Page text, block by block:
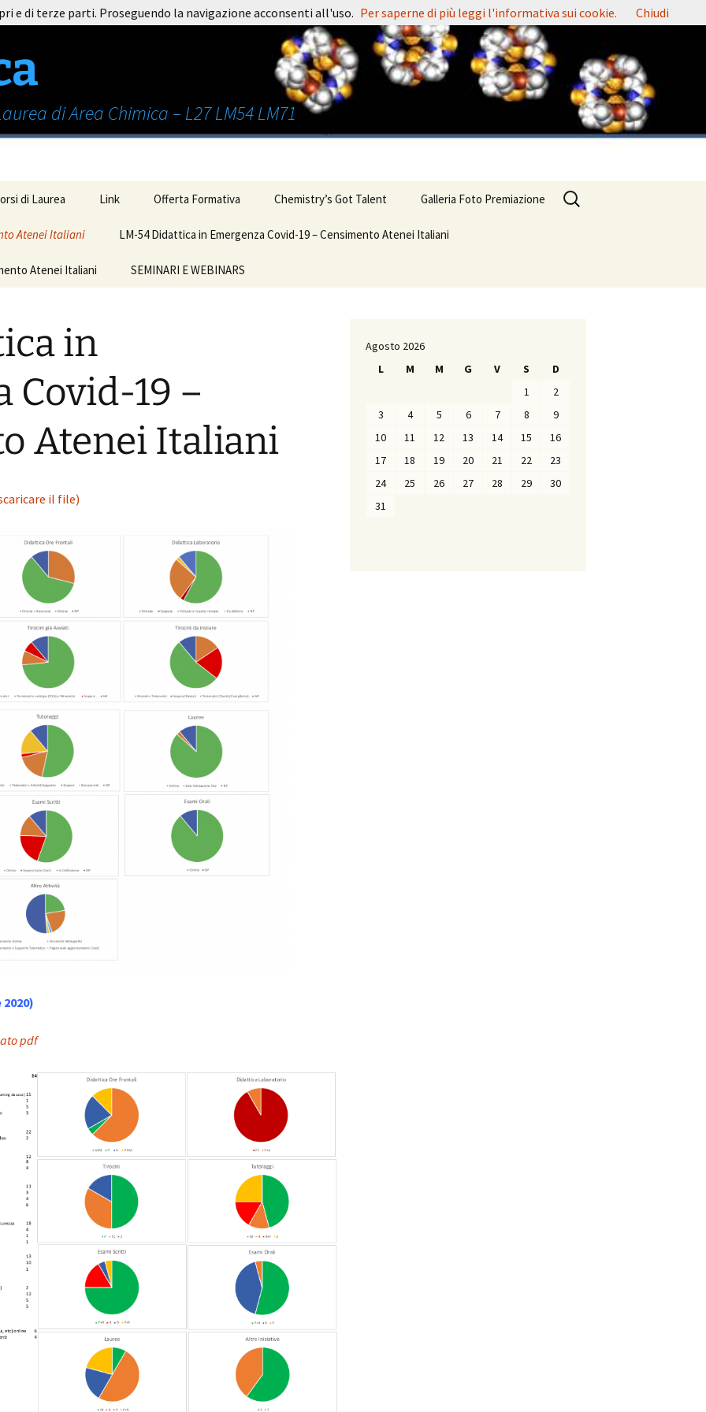
di Area Chimica – L27 LM54 LM71
di Laurea Link Offerta Formativa Chemistry’s Got Talent Galleria Foto Premiazione
Atenei Italiani LM-54 Didattica in Emergenza Covid-19 – Censimento Atenei Italiani
Atenei Italiani SEMINARI E WEBINARS
LA VERIFICA DI ORIGINE
ED AUTENTICITÀ DEGLI
ALIMENTI
SEMINARI CHIMICA
SUPRAMOLECOLARE
Aprile-Settembre 2021
Ricerca
per:
in
Covid-19 –
Atenei Italiani
il file)
pdf
Agosto 2026
L
M M G V S
D
1
2
3
4 5 6 7 8
9
10
11 12 13 14 15
16
17
18 19 20 21 22
23
24
25 26 27 28 29
30
31
di terze parti. Proseguendo la navigazione acconsenti all'uso. Per saperne di più leggi l'informativa sui cookie. Chiudi